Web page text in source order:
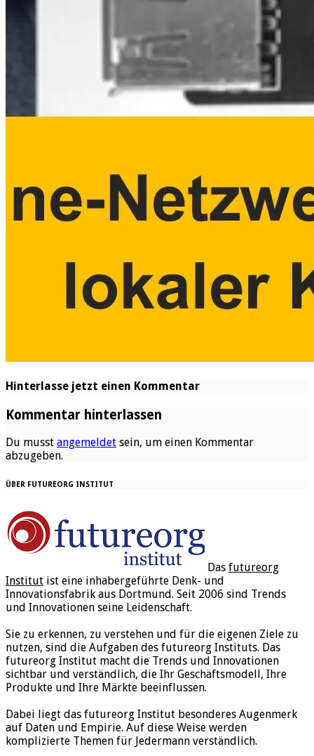
Hinterlasse jetzt einen Kommentar
Kommentar hinterlassen
Du musst angemeldet sein, um einen Kommentar
abzugeben.
ÜBER FUTUREORG INSTITUT
Das futureorg
Institut ist eine inhabergeführte Denk- und
Innovationsfabrik aus Dortmund. Seit 2006 sind Trends
und Innovationen seine Leidenschaft.
Sie zu erkennen, zu verstehen und für die eigenen Ziele zu
nutzen, sind die Aufgaben des futureorg Instituts. Das
futureorg Institut macht die Trends und Innovationen
sichtbar und verständlich, die Ihr Geschäftsmodell, Ihre
Produkte und Ihre Märkte beeinflussen.
Dabei liegt das futureorg Institut besonderes Augenmerk
auf Daten und Empirie. Auf diese Weise werden
komplizierte Themen für Jedermann verständlich.